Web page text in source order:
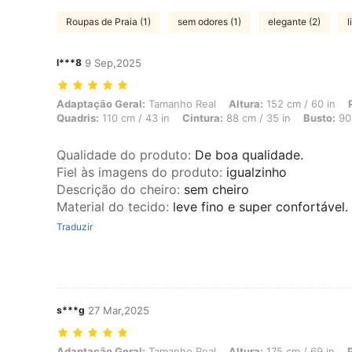
Roupas de Praia (1) sem odores (1) elegante (2)
l***8 9 Sep,2025
Adaptação Geral: Tamanho Real, Altura: 152 cm / 60 in, Peso: 64
Adaptação Geral: Tamanho Real Altura: 152 cm / 60 in
Quadris: 110 cm / 43 in Cintura: 88 cm / 35 in Busto:
Qualidade do produto: De boa qualidade.
Fiel às imagens do produto: igualzinho
Descrição do cheiro: sem cheiro
Material do tecido: leve fino e super confortável.
Traduzir
s***g 27 Mar,2025